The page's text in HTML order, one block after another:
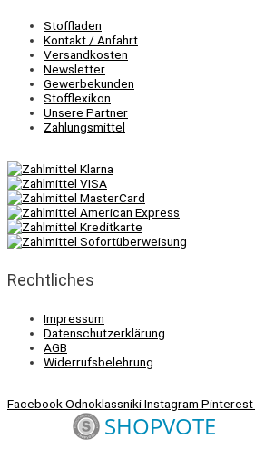
Stoffladen
Kontakt / Anfahrt
Versandkosten
Newsletter
Gewerbekunden
Stofflexikon
Unsere Partner
Zahlungsmittel
Rechtliches
Impressum
Datenschutzerklärung
AGB
Widerrufsbelehrung
FacebookOdnoklassnikiInstagram Pinterest